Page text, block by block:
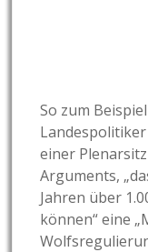
So zum
einer
Arguments,
Jahren über
können“ eine